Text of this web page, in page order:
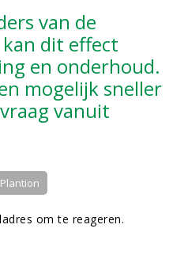
van de
dit effect
en onderhoud.
mogelijk sneller
vanuit
Plantion
om te reageren.